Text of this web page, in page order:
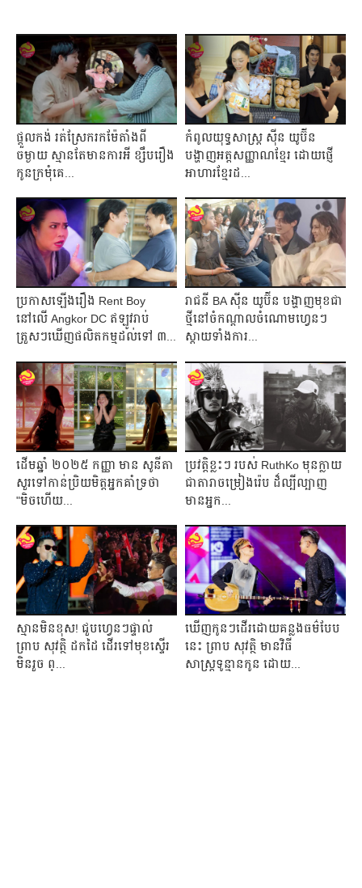
ផ្ដួលកង់ រត់ស្រែករកម៉ែតាំងពី
ចម្ងាយ ស្មានតែមានការអី ខ្សឹបរឿង
កូនក្រមុំគេ...
កំពូលយុទ្ធសាស្ដ្រ ស៊ីន យូប៊ីន
បង្ហាញអត្ដសញ្ញាណខ្មែរ ដោយផ្ញើ
អាហារខ្មែរដ...
ប្រកាសឡើងរឿង Rent Boy
នៅលើ Angkor DC ឥឡូវរាប់
ត្រួសៗឃើញផលិតកម្មដល់ទៅ ៣...
រាជនី BA ស៊ីន យូប៊ីន បង្ហាញមុខជា
ថ្មីនៅចំកណ្ដាលចំណោមហ្វេនៗ
ស្ពាយទាំងការ...
ដើមឆ្នាំ ២០២៥ កញ្ញា មាន សូនីតា
សួរទៅកាន់ប្រិយមិត្តអ្នកគាំទ្រថា
"មិចហើយ...
ប្រវត្តិខ្លះៗ របស់ RuthKo មុនក្លាយ
ជាតារាចម្រៀងរ៉េប ដ៏ល្បីល្បាញ
មានអ្នក...
ស្មានមិនខុស! ជួបហ្វេនៗផ្ទាល់
ព្រាប សុវត្ថិ ដកដៃ ដើរទៅមុខស្ទើរ
មិនរួច ព្...
ឃើញកូនៗដើរដោយគន្លងធម៌បែប
នេះ ព្រាប សុវត្ថិ មានវិធី
សាស្ដ្រទូន្មានកូន ដោយ...